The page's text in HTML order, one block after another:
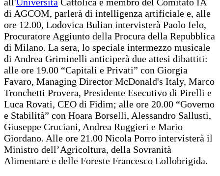
all'Università Cattolica e membro del Comitato IA
di AGCOM, parlerà di intelligenza artificiale e, alle
ore 12.00, Lodovica Bulian intervisterà Paolo Ielo,
Procuratore Aggiunto della Procura della Repubblica
di Milano. La sera, lo speciale intermezzo musicale
di Andrea Griminelli anticiperà due attesi dibattiti:
alle ore 19.00 “Capitali e Privati” con Giorgia
Favaro, Managing Director McDonald's Italy, Marco
Tronchetti Provera, Presidente Esecutivo di Pirelli e
Luca Rovati, CEO di Fidim; alle ore 20.00 “Governo
e Stabilità” con Hoara Borselli, Alessandro Sallusti,
Giuseppe Cruciani, Andrea Ruggieri e Mario
Giordano. Alle ore 21.00 Nicola Porro intervisterà il
Ministro dell’Agricoltura, della Sovranità
Alimentare e delle Foreste Francesco Lollobrigida.